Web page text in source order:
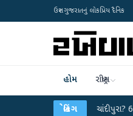
ઉત્તર ગુજરાતનું લોકપ્રિય દૈનિક
હોમ રાષ્ટ્રીય
બ્રેકિંગ
વાયરસ કે ચાંદીપુરા? 6 બાળકોના